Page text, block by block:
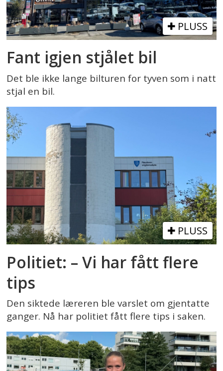
PLUSS
Fant igjen stjålet bil
Det ble ikke lange bilturen for tyven som i natt
stjal en bil.
PLUSS
Politiet: – Vi har fått flere
tips
Den siktede læreren ble varslet om gjentatte
ganger. Nå har politiet fått flere tips i saken.